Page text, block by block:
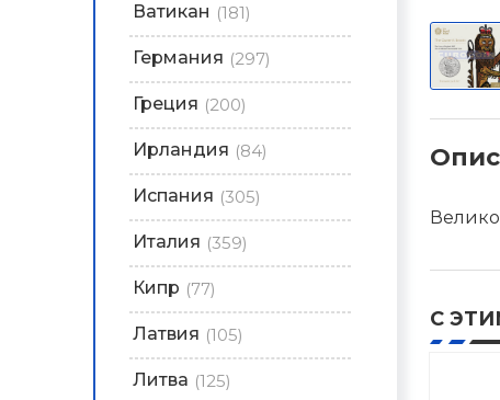
Ватикан (181)
Германия (297)
Греция (200)
Ирландия (84)
Испания (305)
Италия (359)
Кипр (77)
Латвия (105)
Литва (125)
С